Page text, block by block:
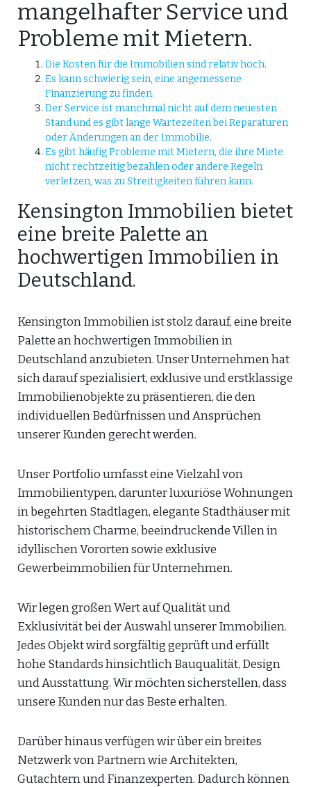
mangelhafter Service und
Probleme mit Mietern.
Die Kosten für die Immobilien sind relativ hoch.
Es kann schwierig sein, eine angemessene
Finanzierung zu finden.
Der Service ist manchmal nicht auf dem neuesten
Stand und es gibt lange Wartezeiten bei Reparaturen
oder Änderungen an der Immobilie.
Es gibt häufig Probleme mit Mietern, die ihre Miete
nicht rechtzeitig bezahlen oder andere Regeln
verletzen, was zu Streitigkeiten führen kann.
Kensington Immobilien bietet
eine breite Palette an
hochwertigen Immobilien in
Deutschland.
Kensington Immobilien ist stolz darauf, eine breite
Palette an hochwertigen Immobilien in
Deutschland anzubieten. Unser Unternehmen hat
sich darauf spezialisiert, exklusive und erstklassige
Immobilienobjekte zu präsentieren, die den
individuellen Bedürfnissen und Ansprüchen
unserer Kunden gerecht werden.
Unser Portfolio umfasst eine Vielzahl von
Immobilientypen, darunter luxuriöse Wohnungen
in begehrten Stadtlagen, elegante Stadthäuser mit
historischem Charme, beeindruckende Villen in
idyllischen Vororten sowie exklusive
Gewerbeimmobilien für Unternehmen.
Wir legen großen Wert auf Qualität und
Exklusivität bei der Auswahl unserer Immobilien.
Jedes Objekt wird sorgfältig geprüft und erfüllt
hohe Standards hinsichtlich Bauqualität, Design
und Ausstattung. Wir möchten sicherstellen, dass
unsere Kunden nur das Beste erhalten.
Darüber hinaus verfügen wir über ein breites
Netzwerk von Partnern wie Architekten,
Gutachtern und Finanzexperten. Dadurch können